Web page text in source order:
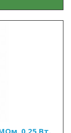
0.25 Вт,